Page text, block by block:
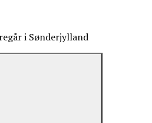
i Sønderjylland